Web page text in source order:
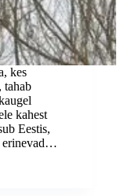
kes
tahab
kahest
Eestis,
erinevad…